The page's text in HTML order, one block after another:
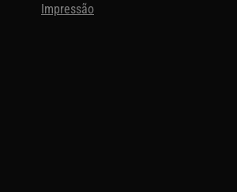
Impressão